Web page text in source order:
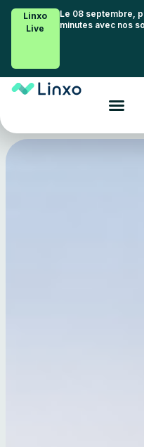
Linxo
Live
Le 08 septembre,
minutes avec nos